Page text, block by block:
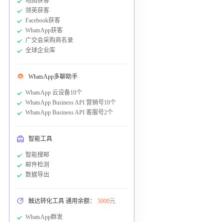
领英获客
Facebook获客
WhatsApp获客
广交会采购商名录
全球企业库
WhatsApp多聊助手
WhatsApp 云设备10个
WhatsApp Business API 营销号10个
WhatsApp Business API 客服号2个
智能工具
智能搜邮
邮件检测
数据导出
触达转化工具 通用余额： 5000元
WhatsApp群发